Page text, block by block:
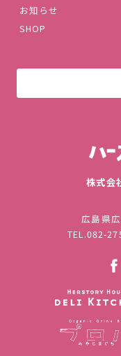
お知らせ
SHOP
株式会
広島県
TEL.082-